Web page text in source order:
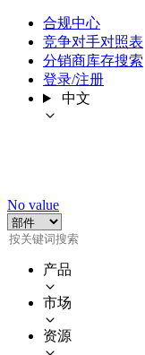
合规中心
竞争对手对照表
分销商库存搜索
登录/注册
中文
No value
产品
市场
资源